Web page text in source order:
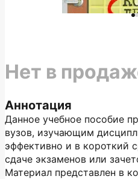
Аннотация
Данное учебное пособие
вузов, изучающим
эффективно и в короткий
сдаче экзаменов или
Материал представлен в
Нет в